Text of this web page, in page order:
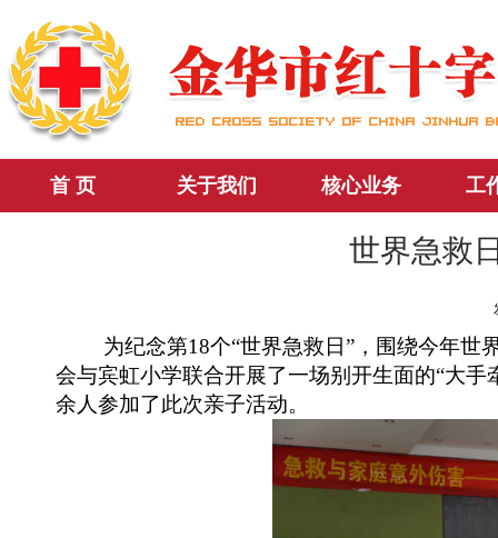
首 页 关于我们 核心业务 工
世界急救
为纪念第18个“世界急救日”，围绕今年世
会与宾虹小学联合开展了一场别开生面的“大
余人参加了此次亲子活动。